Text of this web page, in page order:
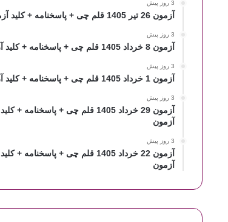
3 روز پیش
آزمون 26 تیر 1405 قلم چی + پاسخنامه + کلید آزمون
3 روز پیش
آزمون 8 خرداد 1405 قلم چی + پاسخنامه + کلید آزمون
3 روز پیش
آزمون 1 خرداد 1405 قلم چی + پاسخنامه + کلید آزمون
3 روز پیش
آزمون 29 خرداد 1405 قلم چی + پاسخنامه + کلید
آزمون
3 روز پیش
آزمون 22 خرداد 1405 قلم چی + پاسخنامه + کلید
آزمون